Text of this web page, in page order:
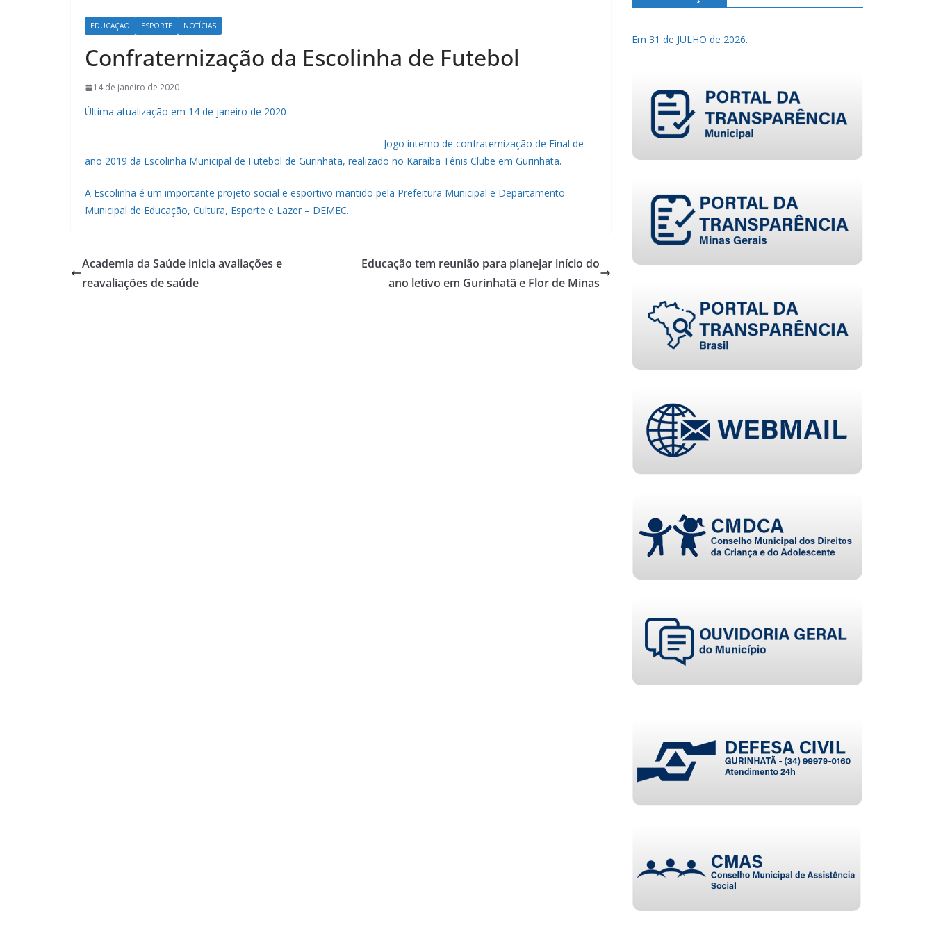
EDUCAÇÃO ESPORTE NOTÍCIAS
Confraternização da Escolinha de Futebol
14 de janeiro de 2020
Última atualização em 14 de janeiro de 2020
Jogo interno de confraternização de Final de
ano 2019 da Escolinha Municipal de Futebol de Gurinhatã, realizado no Karaíba Tênis Clube em Gurinhatã.
A Escolinha é um importante projeto social e esportivo mantido pela Prefeitura Municipal e Departamento
Municipal de Educação, Cultura, Esporte e Lazer – DEMEC.
Academia da Saúde inicia avaliações e
reavaliações de saúde
Educação tem reunião para planejar início do
ano letivo em Gurinhatã e Flor de Minas
Em 31 de JULHO de 2026.